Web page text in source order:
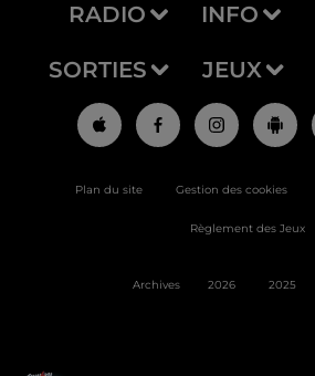
RADIO INFO
SORTIES JEUX
Plan du site Gestion des cookies
Règlement des Jeux
Archives 2026 2025